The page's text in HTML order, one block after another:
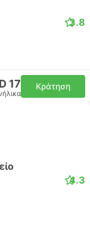
3.8
17 Κράτηση
4.3